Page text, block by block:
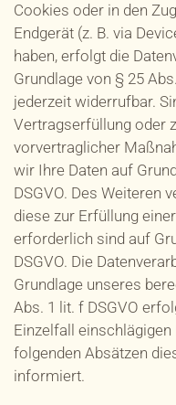
Cookies oder in den
Endgerät (z. B. via
haben, erfolgt die
Grundlage von § 25
jederzeit widerrufbar.
Vertragserfüllung oder
vorvertraglicher
wir Ihre Daten auf
DSGVO. Des Weiteren
diese zur Erfüllung
erforderlich sind auf
DSGVO. Die
Grundlage unseres
Abs. 1 lit. f DSGVO
Einzelfall
folgenden Absätzen
informiert.